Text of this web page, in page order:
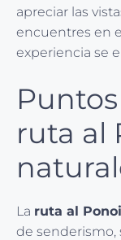
apreciar las
encuentres en
experiencia se
ruta al
La ruta al
de